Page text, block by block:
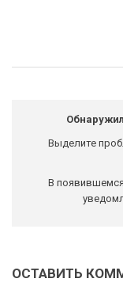
Выделите
В
ОСТАВИТЬ